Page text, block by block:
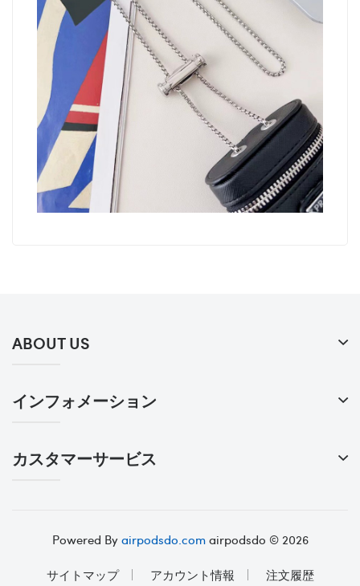
ABOUT US
インフォメーション
カスタマーサービス
Powered Byairpodsdo.comairpodsdo © 2026
サイトマップ
アカウント情報 注文履歴